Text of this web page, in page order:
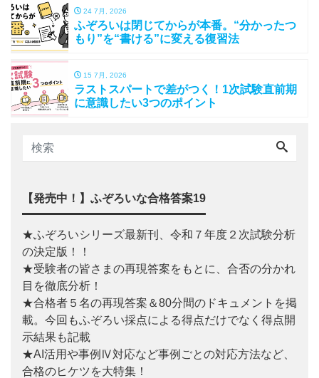
24 7月, 2026
ふぞろいは閉じてからが本番。“分かったつ
もり”を“書ける”に変える復習法
15 7月, 2026
ラストスパートで差がつく！1次試験直前期
に意識したい3つのポイント
【発売中！】ふぞろいな合格答案19
★ふぞろいシリーズ最新刊、令和７年度２次試験分析
の決定版！！
★受験者の皆さまの再現答案をもとに、合否の分かれ
目を徹底分析！
★合格者５名の再現答案＆80分間のドキュメントを掲
載。今回もふぞろい採点による得点だけでなく得点開
示結果も記載
★AI活用や事例Ⅳ対応など事例ごとの対応方法など、
合格のヒケツを大特集！